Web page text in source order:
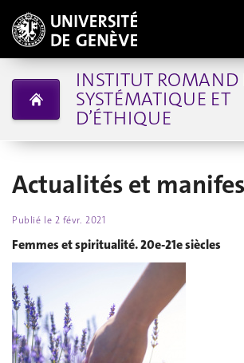
INSTITUT ROMAND
SYSTÉMATIQUE ET
D’ÉTHIQUE
Actualités et
Publié le 2 févr. 2021
Femmes et spiritualité. 20e-21e siècles